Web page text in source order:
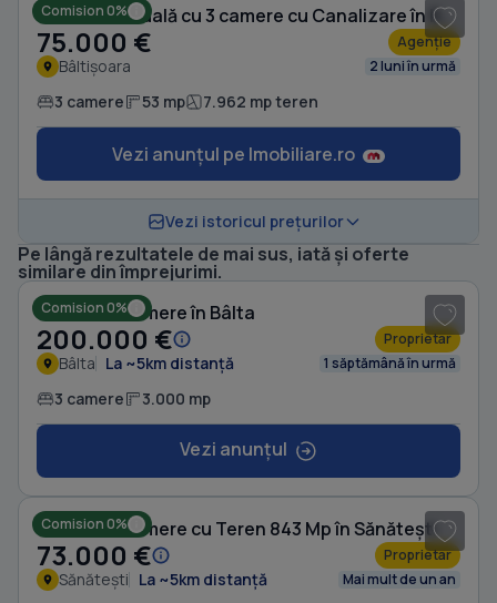
Comision 0% Casă individuală cu 3 camere cu Canalizare în Bâltișoara
75.000 € Agenție
Bâltișoara 2 luni în urmă
3 camere 53 mp 7.962 mp teren
Vezi anunțul pe Imobiliare.ro
Vezi istoricul prețurilor
Pe lângă rezultatele de mai sus, iată și oferte
similare din împrejurimi.
Comision 0%
Casă cu 3 camere în Bâlta
200.000 € Proprietar
Bâlta La ~5km distanță 1 săptămână în urmă
3 camere 3.000 mp
Vezi anunțul
Comision 0%
Casă cu 3 camere cu Teren 843 Mp în Sănătești
73.000 € Proprietar
Sănătești La ~5km distanță Mai mult de un an